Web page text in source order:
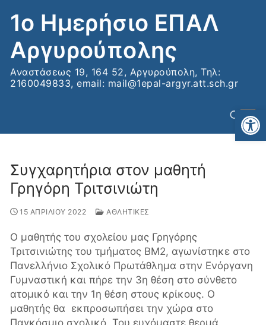
στο
περιεχόμενο
1ο Ημερήσιο ΕΠΑΛ
Αργυρούπολης
Αναστάσεως 19, 164 52, Αργυρούπολη, Τηλ:
2160049833, email: mail@1epal-argyr.att.sch.gr
Αναζήτηση για:
Συγχαρητήρια στον μαθητή
Γρηγόρη Τριτσινιώτη
15 ΑΠΡΙΛΙΟΥ 2022 ΑΘΛΗΤΙΚΕΣ
Ο μαθητής του σχολείου μας Γρηγόρης
Τριτσινιώτης του τμήματος ΒΜ2, αγωνίστηκε στο
Πανελλήνιο Σχολικό Πρωτάθλημα στην Ενόργανη
Γυμναστική και πήρε την 3η θέση στο σύνθετο
ατομικό και την 1η θέση στους κρίκους. Ο
μαθητής θα εκπροσωπήσει την χώρα στο
Παγκόσμιο σχολικό. Του ευχόμαστε θερμά